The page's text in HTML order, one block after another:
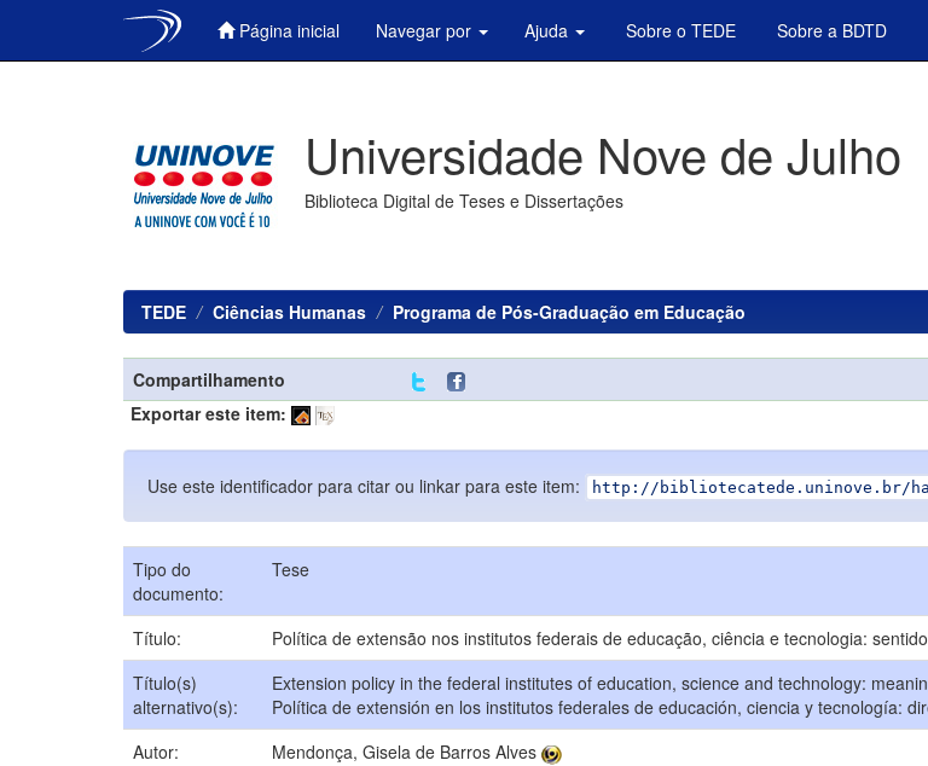
Página inicial Navegar por Ajuda Sobre o TEDE Sobre a BDTD
Universidade Nove de Julho
Biblioteca Digital de Teses e Dissertações
TEDE Ciências Humanas Programa de Pós-Graduação em Educação
Compartilhamento
Exportar este item:
Use este identificador para citar ou linkar para este item: http://bibliotecatede.uninove.br/
Tipo do
documento:
Tese
Título:
Política de extensão nos institutos federais de educação, ciência e tecnologia:
Título(s)
alternativo(s):
Extension policy in the federal institutes of education, science and technology:
Política de extensión en los institutos federales de educación, ciencia y tecnología:
Autor:
Mendonça, Gisela de Barros Alves